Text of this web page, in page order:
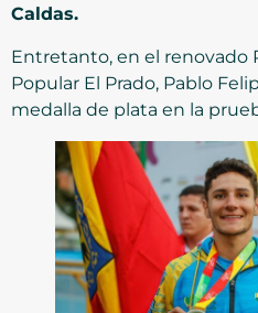
Caldas.
Entretanto, en el renovado
Popular El Prado, Pablo
medalla de plata en la